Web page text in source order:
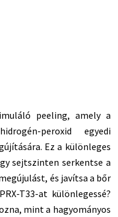
peeling, amely a
peroxid egyedi
Ez a különleges
sejtszinten serkentse a
és javítsa a bőr
T33-at különlegessé?
mint a hagyományos